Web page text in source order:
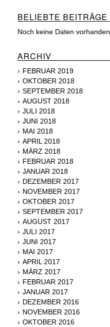
BELIEBTE BEITRÄGE
Noch keine Daten vorhanden.
ARCHIV
FEBRUAR 2019
OKTOBER 2018
SEPTEMBER 2018
AUGUST 2018
JULI 2018
JUNI 2018
MAI 2018
APRIL 2018
MÄRZ 2018
FEBRUAR 2018
JANUAR 2018
DEZEMBER 2017
NOVEMBER 2017
OKTOBER 2017
SEPTEMBER 2017
AUGUST 2017
JULI 2017
JUNI 2017
MAI 2017
APRIL 2017
MÄRZ 2017
FEBRUAR 2017
JANUAR 2017
DEZEMBER 2016
NOVEMBER 2016
OKTOBER 2016